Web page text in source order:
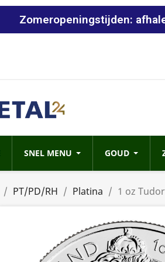
Zomeropeningstijden:
SNEL MENU GOUD
PT/PD/RH Platina 1 oz